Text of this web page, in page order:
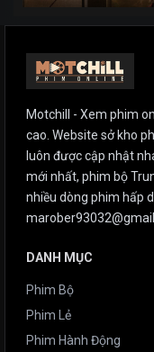
Motchill - Xem phim
cao. Website sở kho
luôn được cập nhật
mới nhất, phim bộ
nhiều dòng phim hấp
DANH MỤC
Phim Bộ
Phim Lẻ
Phim Hành Động